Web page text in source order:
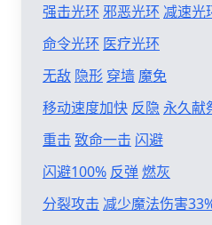
强击光环 邪恶光环 减速光
命令光环 医疗光环
无敌 隐形 穿墙 魔免
移动速度加快 反隐 永久献
重击 致命一击 闪避
闪避100% 反弹燃灰
分裂攻击 减少魔法伤害